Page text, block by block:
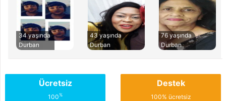
34 yaşında
Durban
43 yaşında
Durban
76 yaşında
Durban
Ücretsiz
100%
Destek
100% ücretsiz